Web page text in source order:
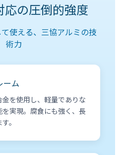
の圧倒的強度
使える、三協アルミの技
術力
ーム
を使用し、軽量でありな
実現。腐食にも強く、長
。